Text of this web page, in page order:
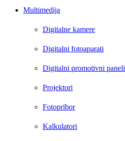
Multimedija
Digitalne kamere
Digitalni fotoaparati
Digitalni promotivni paneli
Projektori
Fotopribor
Kalkulatori